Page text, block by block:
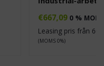
€667,09 0 %
Leasing pris från
(MOMS 0%)